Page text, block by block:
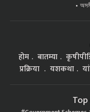
होम बातम्या
प्रक्रिया
यशकथा